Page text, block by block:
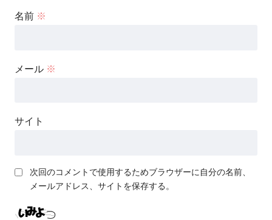
名前 ※
メール ※
サイト
次回のコメントで使用するためブラウザーに自分の名前、
メールアドレス、サイトを保存する。